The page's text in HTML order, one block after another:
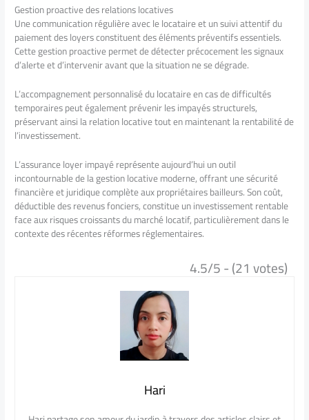
Gestion proactive des relations locatives
Une communication régulière avec le locataire et un suivi attentif du
paiement des loyers constituent des éléments préventifs essentiels.
Cette gestion proactive permet de détecter précocement les signaux
d’alerte et d’intervenir avant que la situation ne se dégrade.
L’accompagnement personnalisé du locataire en cas de difficultés
temporaires peut également prévenir les impayés structurels,
préservant ainsi la relation locative tout en maintenant la rentabilité de
l’investissement.
L’assurance loyer impayé représente aujourd’hui un outil
incontournable de la gestion locative moderne, offrant une sécurité
financière et juridique complète aux propriétaires bailleurs. Son coût,
déductible des revenus fonciers, constitue un investissement rentable
face aux risques croissants du marché locatif, particulièrement dans le
contexte des récentes réformes réglementaires.
4.5/5 - (21 votes)
Hari